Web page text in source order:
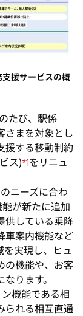
援サービスの概
たび、駅係
さまを対象とし
援する移動制約
ス)*1をリニュ
ニーズに合わ
が新たに追加
供している乗降
車案内機能など
を実現し、ヒュ
の機能や、お客
ります。
機能である相
られる相互直通